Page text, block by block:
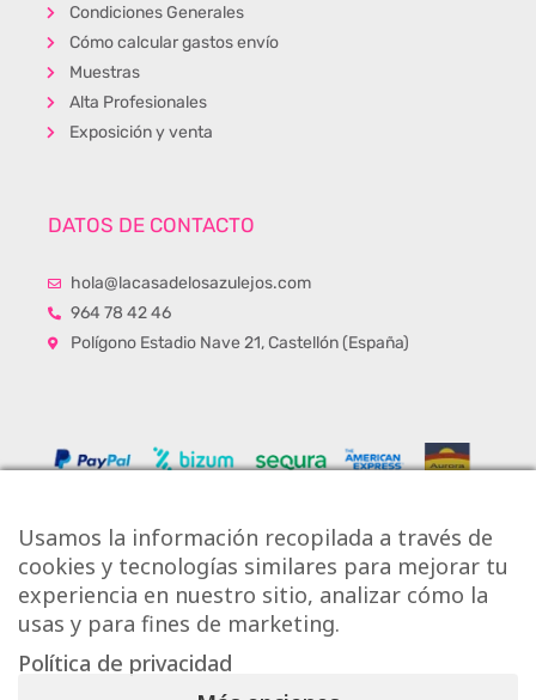
Condiciones Generales
Cómo calcular gastos envío
Muestras
Alta Profesionales
Exposición y venta
DATOS DE CONTACTO
hola@lacasadelosazulejos.com
964 78 42 46
Polígono Estadio Nave 21, Castellón (España)
Copyright © Onlytiles S.L.
Usamos la información recopilada a través de
cookies y tecnologías similares para mejorar tu
experiencia en nuestro sitio, analizar cómo la
usas y para fines de marketing.
Política de privacidad